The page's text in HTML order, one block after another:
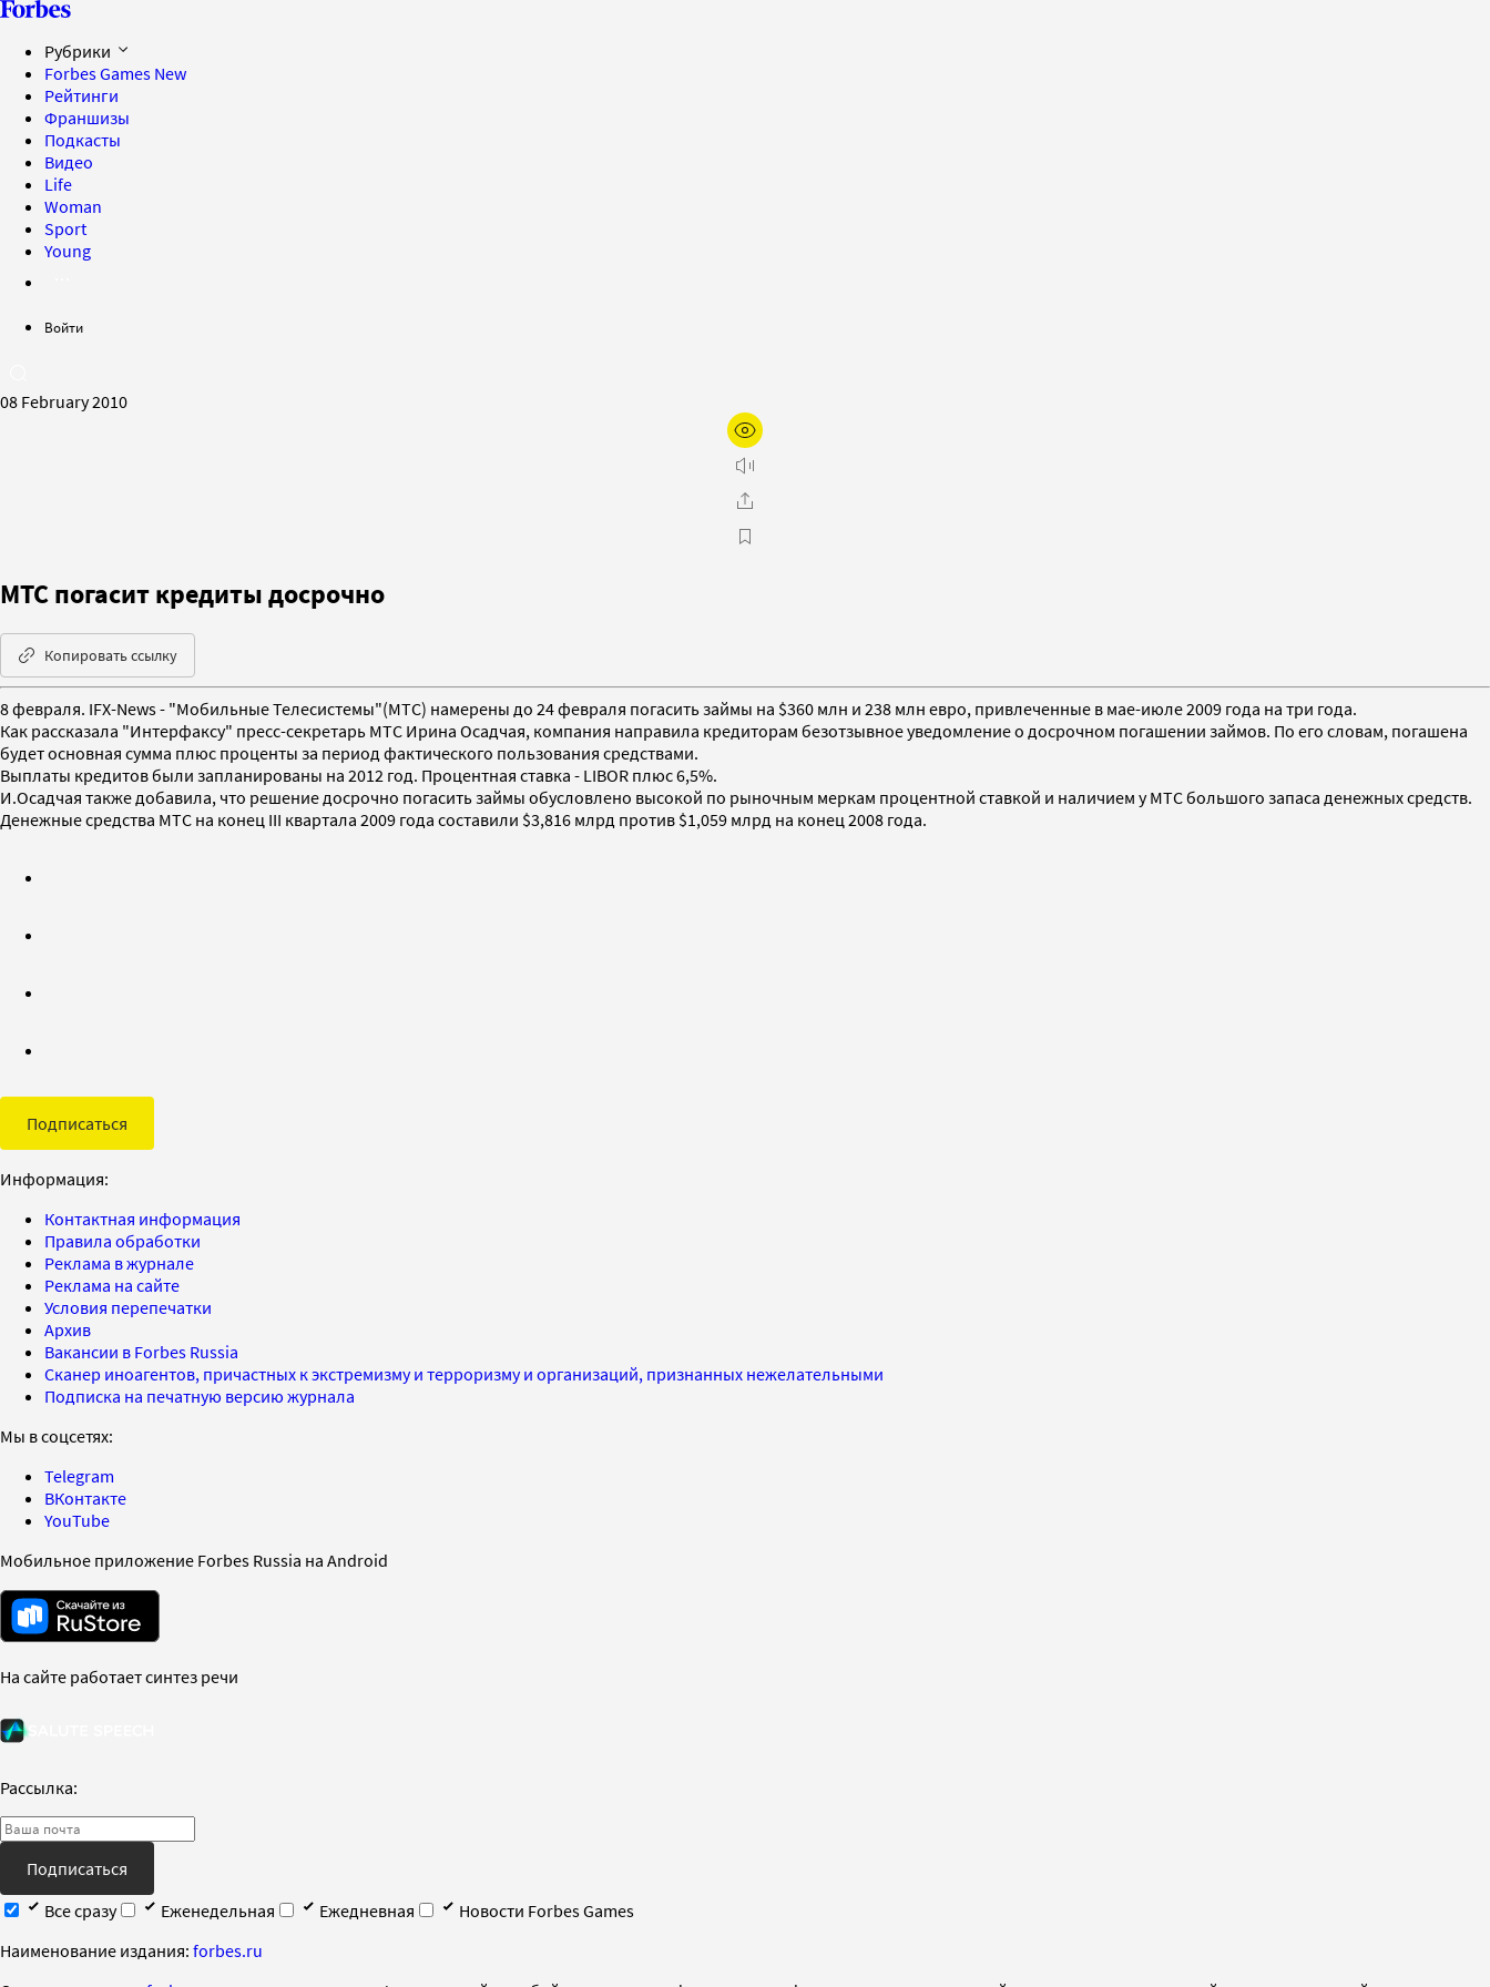
Рубрики
Forbes Games New
Рейтинги
Франшизы
Подкасты
Видео
Life
Woman
Sport
Young
Войти
08 February 2010
МТС погасит кредиты досрочно
Копировать ссылку
8 февраля. IFX-News - "Мобильные Телесистемы"(МТС) намерены до 24 февраля погасить займы на $360 млн и 238 млн евро, привлеченные в мае-июле 2009 года на три года.
Как рассказала "Интерфаксу" пресс-секретарь МТС Ирина Осадчая, компания направила кредиторам безотзывное уведомление о досрочном погашении займов. По его словам, погашена
будет основная сумма плюс проценты за период фактического пользования средствами.
Выплаты кредитов были запланированы на 2012 год. Процентная ставка - LIBOR плюс 6,5%.
И.Осадчая также добавила, что решение досрочно погасить займы обусловлено высокой по рыночным меркам процентной ставкой и наличием у МТС большого запаса денежных средств.
Денежные средства МТС на конец III квартала 2009 года составили $3,816 млрд против $1,059 млрд на конец 2008 года.
Подписаться
Информация:
Контактная информация
Правила обработки
Реклама в журнале
Реклама на сайте
Условия перепечатки
Архив
Вакансии в Forbes Russia
Сканер иноагентов, причастных к экстремизму и терроризму и организаций, признанных нежелательными
Подписка на печатную версию журнала
Мы в соцсетях:
Telegram
ВКонтакте
YouTube
Мобильное приложение Forbes Russia на Android
На сайте работает синтез речи
Рассылка:
Подписаться
Все сразу
Еженедельная Ежедневная
Новости Forbes Games
Наименование издания: forbes.ru